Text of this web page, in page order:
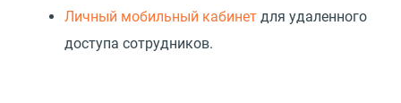
Личный мобильный кабинет для удаленного
доступа сотрудников.